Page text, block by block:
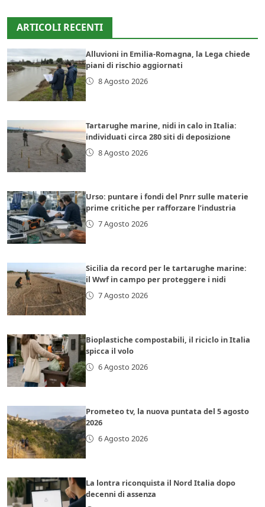
ARTICOLI RECENTI
Alluvioni in Emilia-Romagna, la Lega chiede
piani di rischio aggiornati
8 Agosto 2026
Tartarughe marine, nidi in calo in Italia:
individuati circa 280 siti di deposizione
8 Agosto 2026
Urso: puntare i fondi del Pnrr sulle materie
prime critiche per rafforzare l’industria
7 Agosto 2026
Sicilia da record per le tartarughe marine:
il Wwf in campo per proteggere i nidi
7 Agosto 2026
Bioplastiche compostabili, il riciclo in Italia
spicca il volo
6 Agosto 2026
Prometeo tv, la nuova puntata del 5 agosto
2026
6 Agosto 2026
La lontra riconquista il Nord Italia dopo
decenni di assenza